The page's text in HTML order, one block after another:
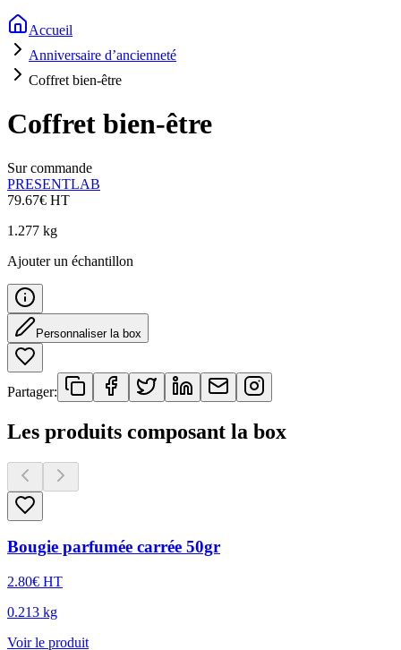
Accueil
Anniversaire d’ancienneté
Coffret bien-être
Coffret bien-être
Sur commande
PRESENTLAB
79.67€ HT
1.277 kg
Ajouter un échantillon
Personnaliser la box
Partager:
Les produits composant la box
Bougie parfumée carrée 50gr
2.80€ HT
0.213 kg
Voir le produit